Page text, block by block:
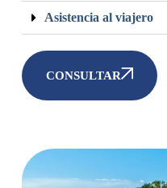
Asistencia al viajero
CONSULTAR